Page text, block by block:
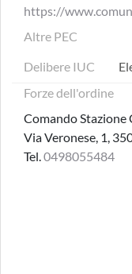
https://
Altre PEC
Delibere IUC
Forze dell'ordine
Comando Stazione
Via Veronese, 1,
Tel.0498055484